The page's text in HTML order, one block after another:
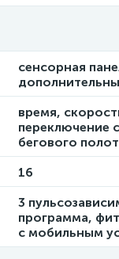
сенсорная
время,
переключение
бегового
16
3
программа,
с мобильным